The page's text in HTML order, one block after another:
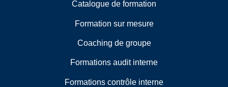
Catalogue de formation
Formation sur mesure
Coaching de groupe
Formations audit interne
Formations contrôle interne